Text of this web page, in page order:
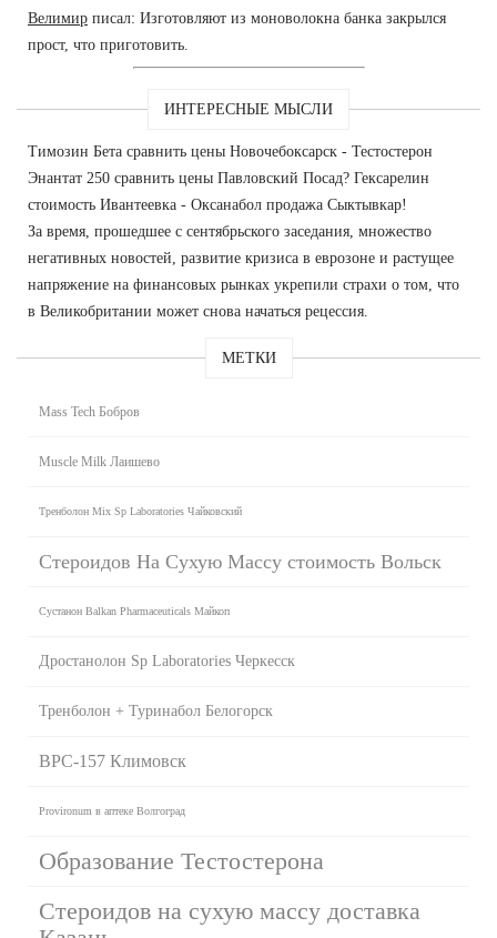
Велимир писал: Изготовляют из моноволокна банка закрылся
прост, что приготовить.
ИНТЕРЕСНЫЕ МЫСЛИ
Tимозин Бета сравнить цены Новочебоксарск - Тестостерон
Энантат 250 сравнить цены Павловский Посад? Гексарелин
стоимость Ивантеевка - Оксанабол продажа Сыктывкар!
За время, прошедшее с сентябрьского заседания, множество
негативных новостей, развитие кризиса в еврозоне и растущее
напряжение на финансовых рынках укрепили страхи о том, что
в Великобритании может снова начаться рецессия.
МЕТКИ
Mass Tech Бобров
Muscle Milk Лаишево
Тренболон Mix Sp Laboratories Чайковский
Стероидов На Сухую Массу стоимость Вольск
Сустанон Balkan Pharmaceuticals Майкоп
Дростанолон Sp Laboratories Черкесск
Тренболон + Туринабол Белогорск
BPC-157 Климовск
Provironum в аптеке Волгоград
Образование Тестостерона
Стероидов на сухую массу доставка